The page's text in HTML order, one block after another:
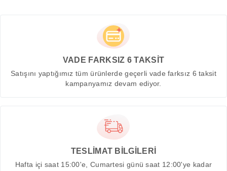
VADE FARKSIZ 6 TAKSİT
Satışını yaptığımız tüm ürünlerde geçerli vade farksız 6 taksit
kampanyamız devam ediyor.
TESLİMAT BİLGİLERİ
Hafta içi saat 15:00'e, Cumartesi günü saat 12:00'ye kadar